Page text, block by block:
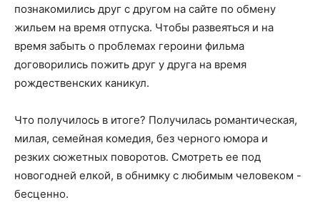
познакомились друг с другом на сайте по обмену
жильем на время отпуска. Чтобы развеяться и на
время забыть о проблемах героини фильма
договорились пожить друг у друга на время
рождественских каникул.
Что получилось в итоге? Получилась романтическая,
милая, семейная комедия, без черного юмора и
резких сюжетных поворотов. Смотреть ее под
новогодней елкой, в обнимку с любимым человеком -
бесценно.